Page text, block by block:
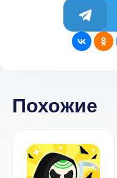
Похожие